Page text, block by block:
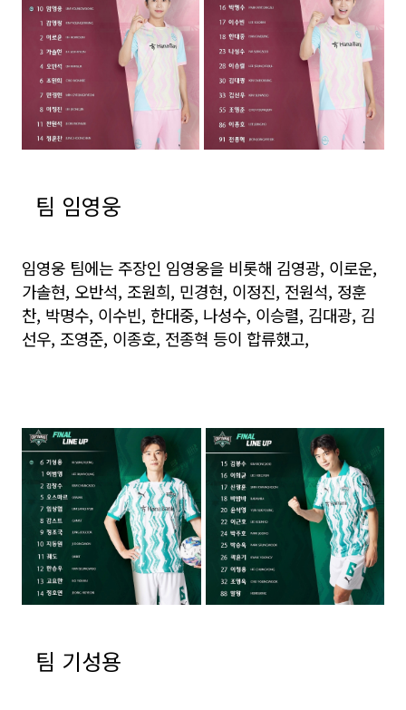
팀 임영웅
임영웅 팀에는 주장인 임영웅을 비롯해 김영광, 이로운,
가솔현, 오반석, 조원희, 민경현, 이정진, 전원석, 정훈
찬, 박명수, 이수빈, 한대중, 나성수, 이승렬, 김대광, 김
선우, 조영준, 이종호, 전종혁 등이 합류했고,
팀 기성용